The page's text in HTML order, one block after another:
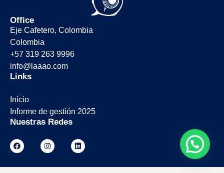
Office
Eje Cafetero, Colombia
Colombia
+57 319 263 9996
info@laaao.com
Links
Inicio
Informe de gestión 2025
Nuestras Redes